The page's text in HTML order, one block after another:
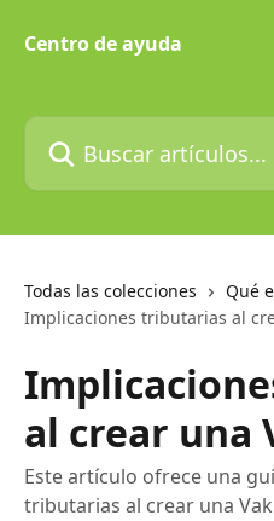
Centro de ayuda
Buscar artículos...
Todas las colecciones
Qué
Implicaciones tributarias al
al crear una
Este artículo ofrece una
tributarias al crear una